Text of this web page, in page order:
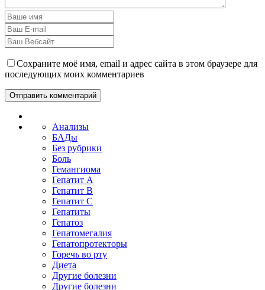
Сохраните моё имя, email и адрес сайта в этом браузере для
последующих моих комментариев
Анализы
БАДы
Без рубрики
Боль
Гемангиома
Гепатит A
Гепатит B
Гепатит C
Гепатиты
Гепатоз
Гепатомегалия
Гепатопротекторы
Горечь во рту
Диета
Другие болезни
Другие болезни